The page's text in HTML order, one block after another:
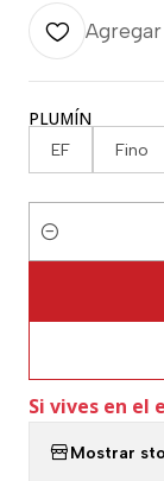
PLUMÍN
EF Fino
Cantidad
Si vives en el
Mostrar